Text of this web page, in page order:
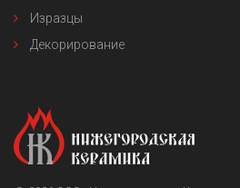
Изразцы
Декорирование